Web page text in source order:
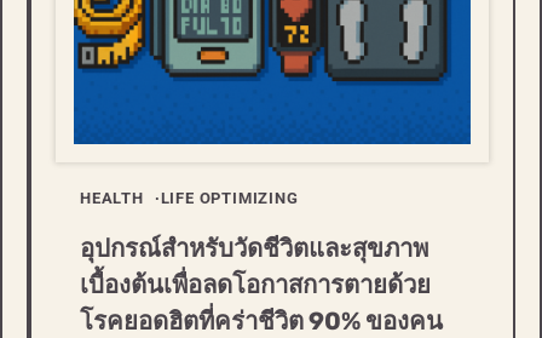
HEALTH LIFE OPTIMIZING
อุปกรณ์สำหรับวัดชีวิตและสุขภาพ
เบื้องต้นเพื่อลดโอกาสการตายด้วย
โรคยอดฮิตที่คร่าชีวิต 90% ของคน